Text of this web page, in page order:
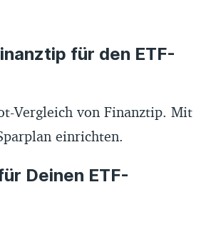
für den ETF-
Vergleich von Finanztip. Mit
einrichten.
Deinen ETF-